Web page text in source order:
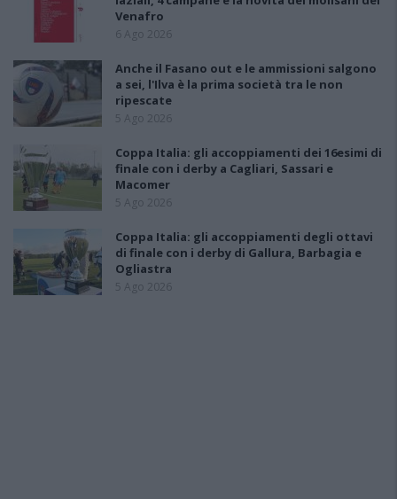
Venafro
6 Ago 2026
Anche il Fasano out e le ammissioni salgono
a sei, l'Ilva è la prima società tra le non
ripescate
5 Ago 2026
Coppa Italia: gli accoppiamenti dei 16esimi di
finale con i derby a Cagliari, Sassari e
Macomer
5 Ago 2026
Coppa Italia: gli accoppiamenti degli ottavi
di finale con i derby di Gallura, Barbagia e
Ogliastra
5 Ago 2026